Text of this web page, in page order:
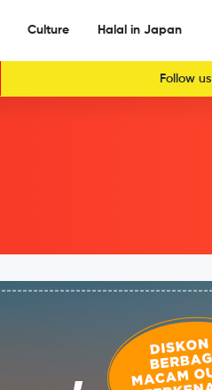
Culture Halal in Japan
Follow us